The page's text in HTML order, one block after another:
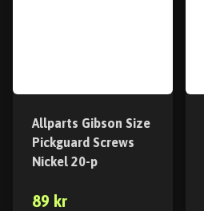
Allparts Gibson Size
Pickguard Screws
Nickel 20-p
89 kr